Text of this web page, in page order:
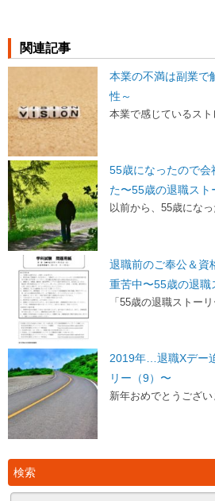
関連記事
本業の不満は副業
性～
本業で感じているス
55歳になったので会
た〜55歳の退職スト
以前から、55歳にな
退職前のご奉公＆資
重苦中〜55歳の退
「55歳の退職ストー
2019年…退職Xデー
リー（9）〜
新年おめでとうござ
検索